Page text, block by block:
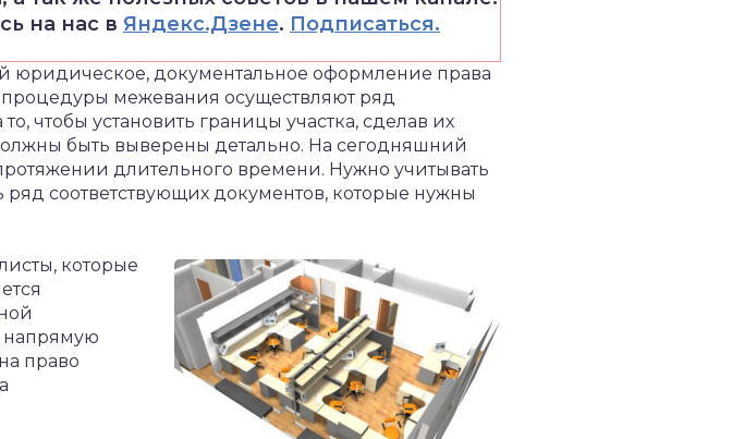
на нас в Яндекс.Дзене. Подписаться.
юридическое, документальное оформление права
межевания осуществляют ряд
чтобы установить границы участка, сделав их
быть выверены детально. На сегодняшний
длительного времени. Нужно учитывать
соответствующих документов, которые нужны
которые
напрямую
право